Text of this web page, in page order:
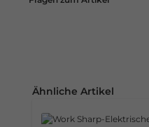
Produktgalerie überspringen
Ähnliche Artikel